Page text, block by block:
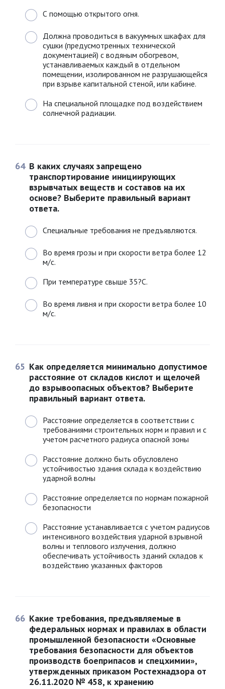
С помощью открытого огня.
Должна проводиться в вакуумных шкафах для
сушки (предусмотренных технической
документацией) с водяным обогревом,
устанавливаемых каждый в отдельном
помещении, изолированном не разрушающейся
при взрыве капитальной стеной, или кабине.
На специальной площадке под воздействием
солнечной радиации.
64 В каких случаях запрещено
транспортирование инициирующих
взрывчатых веществ и составов на их
основе? Выберите правильный вариант
ответа.
Специальные требования не предъявляются.
Во время грозы и при скорости ветра более 12
м/с.
При температуре свыше 35?С.
Во время ливня и при скорости ветра более 10
м/с.
65 Как определяется минимально допустимое
расстояние от складов кислот и щелочей
до взрывоопасных объектов? Выберите
правильный вариант ответа.
Расстояние определяется в соответствии с
требованиями строительных норм и правил и с
учетом расчетного радиуса опасной зоны
Расстояние должно быть обусловлено
устойчивостью здания склада к воздействию
ударной волны
Расстояние определяется по нормам пожарной
безопасности
Расстояние устанавливается с учетом радиусов
интенсивного воздействия ударной взрывной
волны и теплового излучения, должно
обеспечивать устойчивость зданий складов к
воздействию указанных факторов
66 Какие требования, предъявляемые в
федеральных нормах и правилах в области
промышленной безопасности «Основные
требования безопасности для объектов
производств боеприпасов и спецхимии»,
утвержденных приказом Ростехнадзора от
26.11.2020 № 458, к хранению